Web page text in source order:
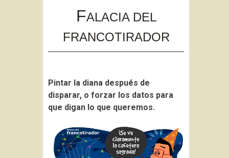
content
FALACIA DEL
FRANCOTIRADOR
Pintar la diana después de
disparar, o forzar los datos para
que digan lo que queremos.